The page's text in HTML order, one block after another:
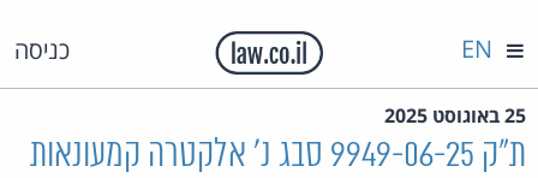
כניסה EN
25 באוגוסט 2025
ת"ק 9949-06-25 סבג נ' אלקטרה קמעונאות